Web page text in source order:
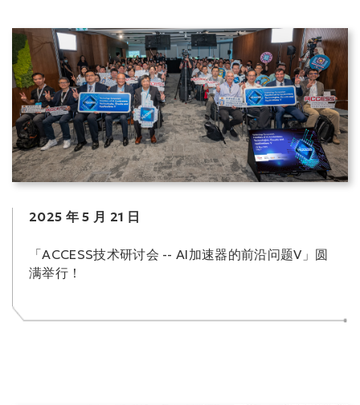
2025 年 5 月 21 日
「ACCESS技术研讨会 -- AI加速器的前沿问题V」圆
满举行！